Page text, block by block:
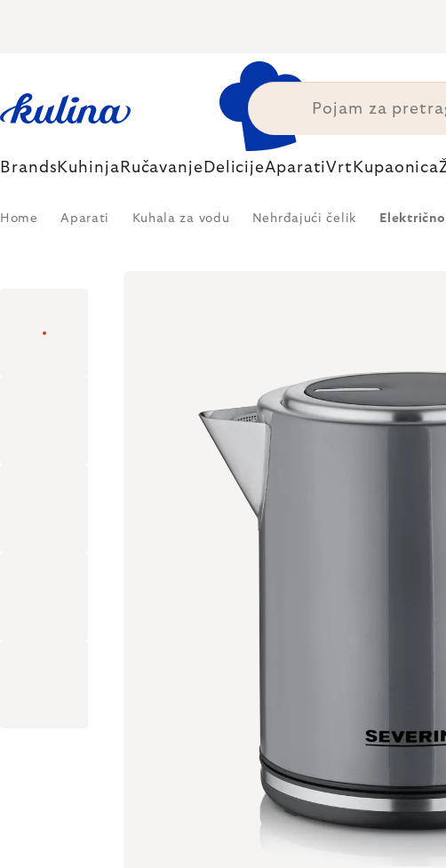
Brands Kuhinja Ručavanje DelicijeAparatiVrt Kupaonica
Home Aparati Kuhala za vodu Nehrđajući čelik